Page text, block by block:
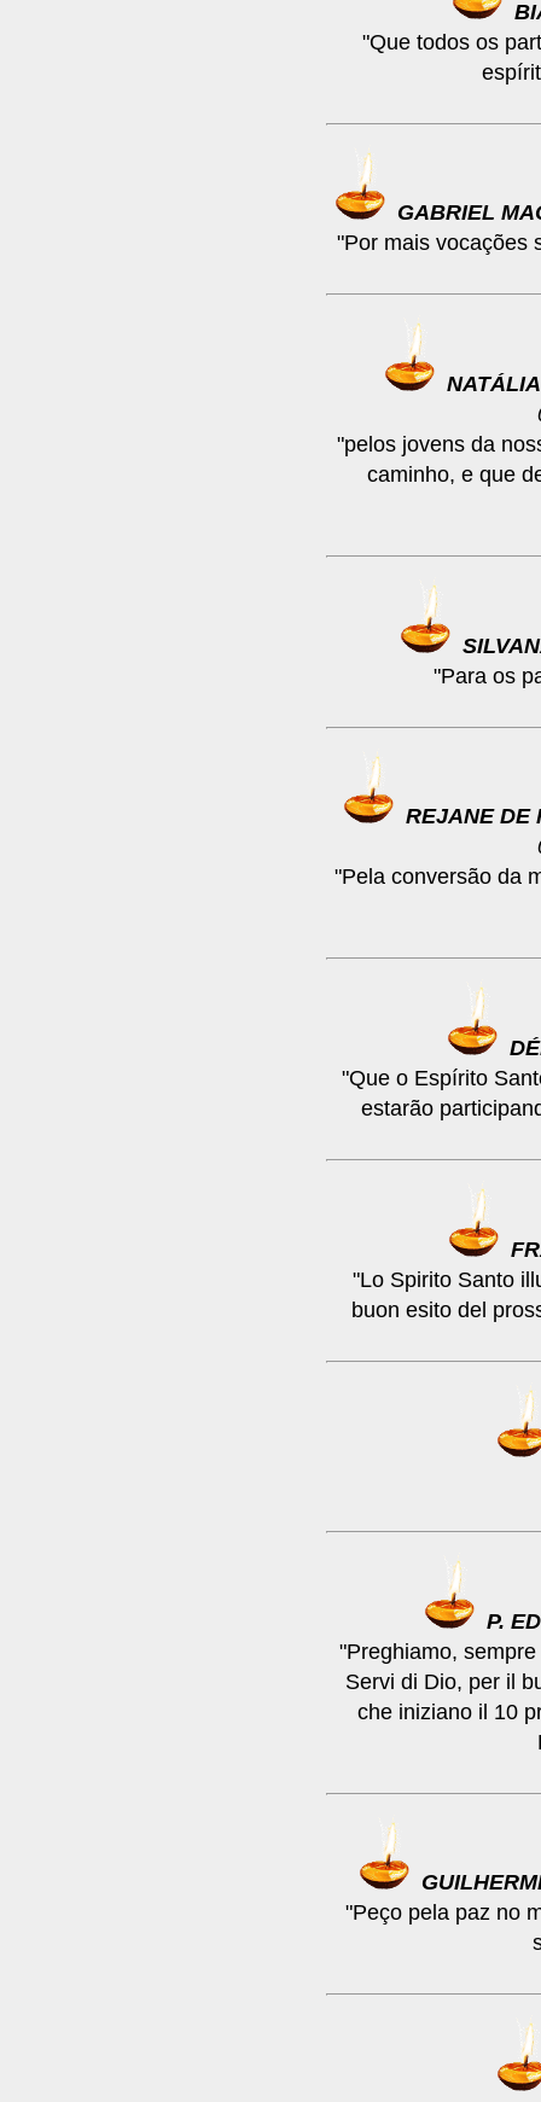
"Que todos os
GABRIEL
"Por mais vocações
"pelos jovens da
caminho, e que
"Para os
REJANE DE
"Pela conversão da
"Que o Espírito
estarão
"Lo Spirito Santo
buon esito del
P.
"Preghiamo,
Servi di Dio, per il
che iniziano il 10
"Peço pela paz no